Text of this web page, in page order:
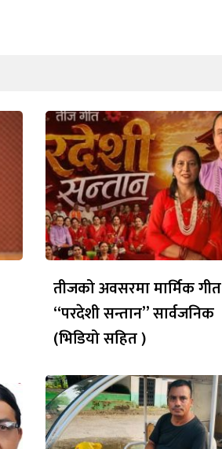
तीजको अवसरमा मार्मिक गीत
“परदेशी सन्तान” सार्वजनिक
(भिडियो सहित )